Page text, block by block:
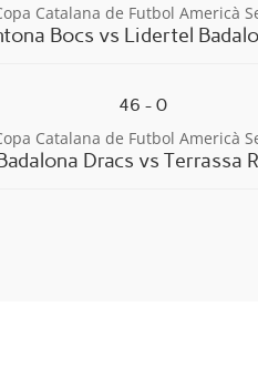
Catalana de Futbol Americà
Bocs vs Lidertel
46 - 0
Catalana de Futbol Americà
Dracs vs Terrassa